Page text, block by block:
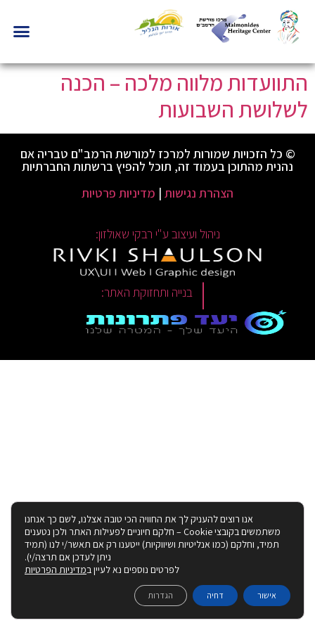
התוועדות מלווה מלכה – הכנה
לשלושת השבועות
© כל הזכויות שמורות למרכז למורשת הרמב"ם טבריה אם
נהנית מהתוכן בעמוד זה, תוכל להפיץ ברשתות החברתיות
הצהרת נגישות | מדיניות פרטיות
ניהול ועיצוב ע"י רבקי שאולזון:
| בנייה ותחזוקת האתר:
אנו רוצים להעניק לך את החוויה הכי טובה אצלנו, לשם כך אנחנו
משתמשים בקובצי Cookie – חלקם חיוניים לפעילות האתר ולכן נטענים
תמיד, וחלקם (כמו אנליטיות ושיווקיות) ייטענו רק אם תאשר/י לנו (תמיד
ניתן לעדכן אם תרצה/י).
לפרטים נוספים נא לעיין במדיניות הפרטיות
אישור דחיה הגדרות